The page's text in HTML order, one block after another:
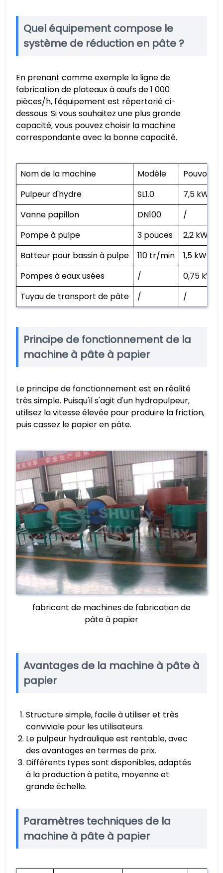
Quel équipement compose le
système de réduction en pâte ?
En prenant comme exemple la ligne de
fabrication de plateaux à œufs de 1 000
pièces/h, l'équipement est répertorié ci-
dessous. Si vous souhaitez une plus grande
capacité, vous pouvez choisir la machine
correspondante avec la bonne capacité.
Nom de la machine Modèle Pouvoir
Pulpeur d'hydre
SL1.0 7,5 kW
Vanne papillon
DN100 /
Pompe à pulpe
3 pouces 2,2 kW
Batteur pour bassin à pulpe
110 tr/min 1,5 kW
Pompes à eaux usées
/ 0,75 kW
Tuyau de transport de pâte
/ /
Principe de fonctionnement de la
machine à pâte à papier
Le principe de fonctionnement est en réalité
très simple. Puisqu'il s'agit d'un hydrapulpeur,
utilisez la vitesse élevée pour produire la friction,
puis cassez le papier en pâte.
fabricant de machines de fabrication de
pâte à papier
Avantages de la machine à pâte à
papier
Structure simple, facile à utiliser et très
conviviale pour les utilisateurs.
Le pulpeur hydraulique est rentable, avec
des avantages en termes de prix.
Différents types sont disponibles, adaptés
à la production à petite, moyenne et
grande échelle.
Paramètres techniques de la
machine à pâte à papier